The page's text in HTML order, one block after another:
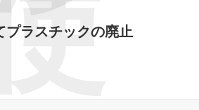
プラスチックの廃止